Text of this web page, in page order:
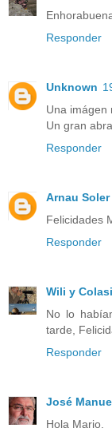
Responder
Unknown
Una imágen
Un gran
Responder
Arnau Soler
Felicidades
Responder
Wili y
No lo
tarde,
Responder
José
Hola Mario.